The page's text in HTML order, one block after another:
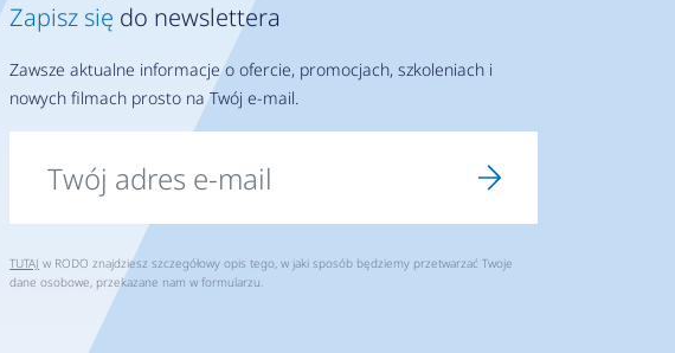
Zapisz się do newslettera
Zawsze aktualne informacje o ofercie, promocjach, szkoleniach i
nowych filmach prosto na Twój e-mail.
TUTAJ w RODO znajdziesz szczegółowy opis tego, w jaki sposób będziemy przetwarzać Twoje
dane osobowe, przekazane nam w formularzu.